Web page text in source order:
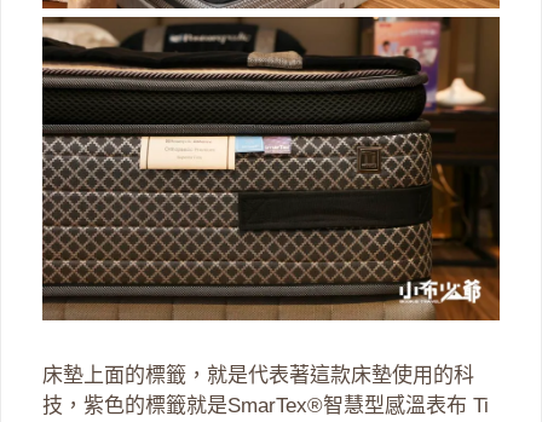
床墊上面的標籤，就是代表著這款床墊使用的科
技，紫色的標籤就是SmarTex®智慧型感溫表布 Ti